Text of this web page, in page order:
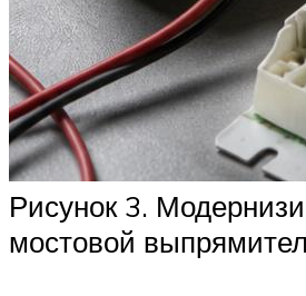
Рисунок 3.
мостовой